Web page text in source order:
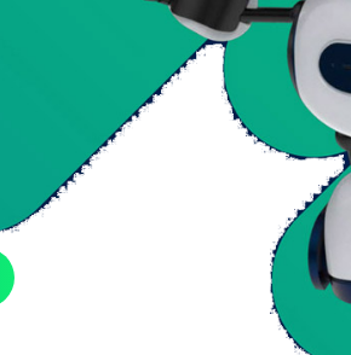
Futuro è
SCOPRI DI